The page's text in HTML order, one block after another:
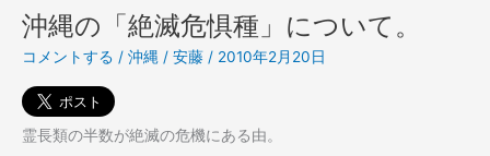
け
ど
牧
場
も
ね、
沖縄の「絶滅危惧種」について。
コメントする / 沖縄 / 安藤 / 2010年2月20日
霊長類の半数が絶滅の危機にある由。